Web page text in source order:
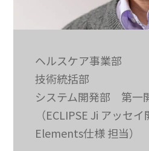
ヘルスケア事業部
技術統括部
システム開発部 第一
（ECLIPSE Ji アッセ
Elements仕様 担当）